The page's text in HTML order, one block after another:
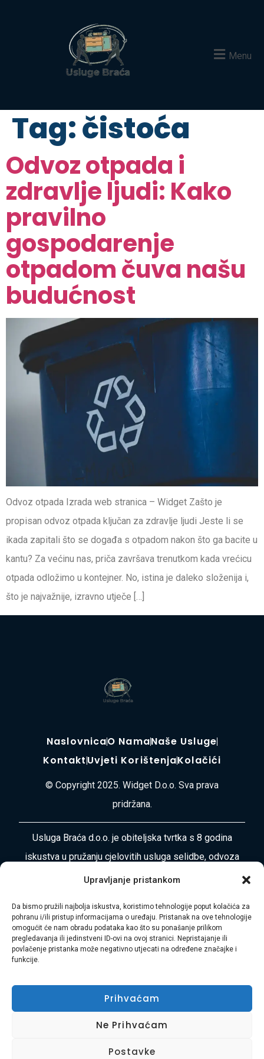
Upravljanje pristankom
Da bismo pružili najbolja iskustva, koristimo tehnologije poput kolačića za
pohranu i/ili pristup informacijama o uređaju. Pristanak na ove tehnologije
omogućit će nam obradu podataka kao što su ponašanje prilikom
pregledavanja ili jedinstveni ID-ovi na ovoj stranici. Nepristajanje ili
povlačenje pristanka može negativno utjecati na određene značajke i
funkcije.
Prihvaćam
Ne Prihvaćam
Postavke
Menu
Tag:čistoća
Odvoz otpada i
zdravlje ljudi: Kako
pravilno
gospodarenje
otpadom čuva našu
budućnost
Odvoz otpada Izrada web stranica – Widget Zašto je
propisan odvoz otpada ključan za zdravlje ljudi Jeste li se
ikada zapitali što se događa s otpadom nakon što ga bacite u
kantu? Za većinu nas, priča završava trenutkom kada vrećicu
otpada odložimo u kontejner. No, istina je daleko složenija i,
što je najvažnije, izravno utječe […]
NaslovnicaO NamaNaše Usluge
KontaktUvjeti KorištenjaKolačići
© Copyright 2025. Widget D.o.o. Sva prava
pridržana.
Usluga Braća d.o.o. je obiteljska tvrtka s 8 godina
iskustva u pružanju cjelovitih usluga selidbe, odvoza
otpada, čišćenja i uređenja okoliša diljem
vaša bezbrižnost i zadovoljstvo.
Adresa:Plase 45, 51000 RIJEKA
Hasibmurtez11@gmail.com